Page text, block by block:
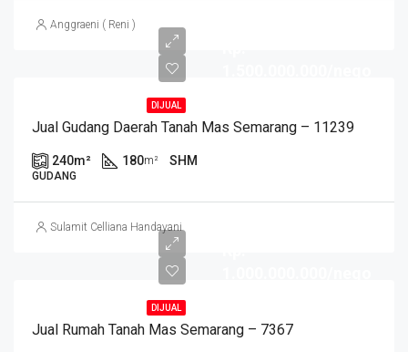
Anggraeni ( Reni )
DIJUAL
Jual Gudang Daerah Tanah Mas Semarang – 11239
240m² 180m² SHM
GUDANG
Sulamit Celliana Handayani
DIJUAL
Jual Rumah Tanah Mas Semarang – 7367